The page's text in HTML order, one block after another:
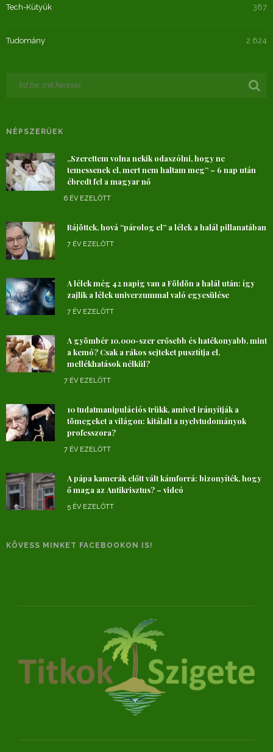
Tech-Kütyük 387
Tudomány 2 624
NÉPSZERŰEK
„Szerettem volna nekik odaszólni, hogy ne
temessenek el, mert nem haltam meg” – 6 nap után
ébredt fel a magyar nő
6 ÉV EZELŐTT
Rájöttek, hová “párolog el” a lélek a halál pillanatában
7 ÉV EZELŐTT
A lélek még 42 napig van a Földön a halál után: így
zajlik a lélek univerzummal való egyesülése
7 ÉV EZELŐTT
A gyömbér 10.000-szer erősebb és hatékonyabb, mint
a kemó? Csak a rákos sejteket pusztítja el,
mellékhatások nélkül?
7 ÉV EZELŐTT
10 tudatmanipulációs trükk, amivel irányítják a
tömegeket a világon: kitálalt a nyelvtudományok
professzora?
7 ÉV EZELŐTT
A pápa kamerák előtt vált kámforrá: bizonyíték, hogy
ő maga az Antikrisztus? – videó
5 ÉV EZELŐTT
KÖVESS MINKET FACEBOOKON IS!